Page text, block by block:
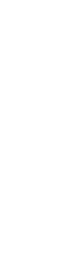
Precisamente,
Con Málaga.
incidido en
Ruiz ha
utilizando de
especulación
avanzar hacia
la han hecho
volcar
Así, entre
finalidad no
regulatorias
fines
puntos es